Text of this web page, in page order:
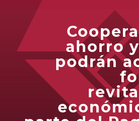
ahorro
podrán